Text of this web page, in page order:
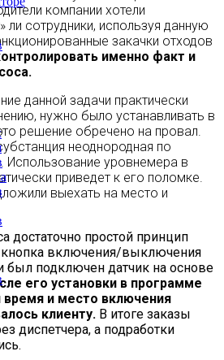
компании хотели
ли сотрудники, используя данную
закачки отходов
именно факт и
данной задачи практически
нужно было устанавливать в
решение обречено на провал.
неоднородная по
Использование уровнемера в
приведет к его поломке.
выехать на место и
достаточно простой принцип
включения/выключения
был подключен датчик на основе
его установки в программе
время и место включения
клиенту. В итоге заказы
диспетчера, а подработки